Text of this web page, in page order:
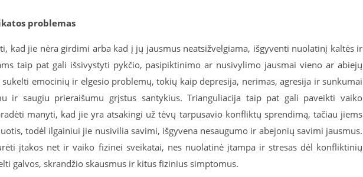
problemas
kad jie nėra girdimi arba kad į jų jausmus neatsižvelgiama, išgyventi nuolatinį kaltės ir
taip pat gali išsivystyti pykčio, pasipiktinimo ar nusivylimo jausmai vieno ar abiejų
emocinių ir elgesio problemų, tokių kaip depresija, nerimas, agresija ir sunkumai
ir saugiu prieraišumu grįstus santykius. Trianguliacija taip pat gali paveikti vaiko
manyti, kad jie yra atsakingi už tėvų tarpusavio konfliktų sprendimą, tačiau jiems
todėl ilgainiui jie nusivilia savimi, išgyvena nesaugumo ir abejonių savimi jausmus.
įtakos net ir vaiko fizinei sveikatai, nes nuolatinė įtampa ir stresas dėl konfliktinių
galvos, skrandžio skausmus ir kitus fizinius simptomus.